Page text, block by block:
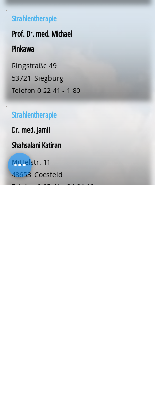
Strahlentherapie
Prof. Dr. med. Michael
Pinkawa
Ringstraße 49
53721 Siegburg
Telefon 0 22 41 - 1 80
Strahlentherapie
Dr. med. Jamil
Shahsalani Katiran
Mittelstr. 11
48653 Coesfeld
Telefon0 25 41 - 84 64 10